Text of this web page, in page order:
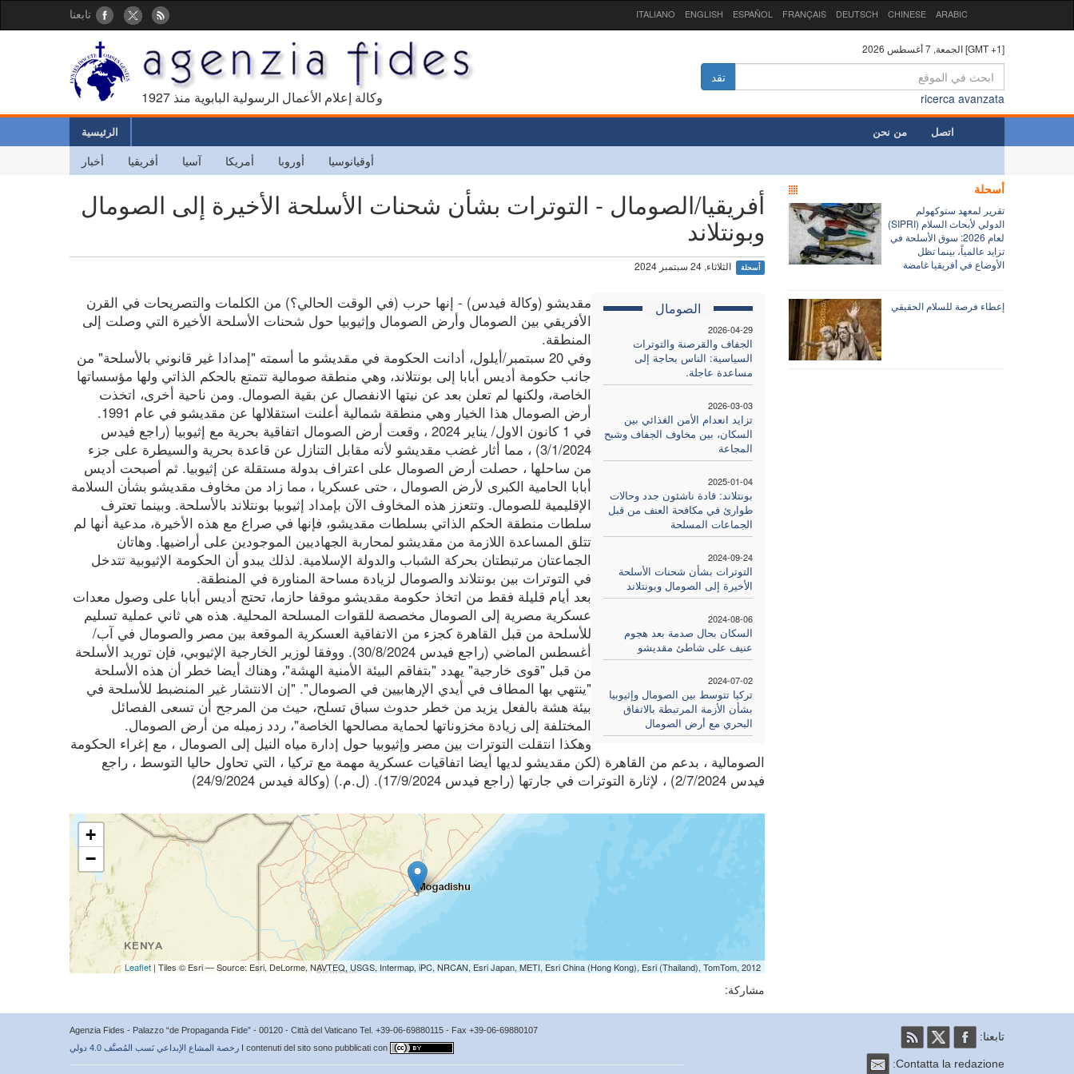
تابعنا ITALIANO ENGLISH ESPAÑOL FRANÇAIS DEUTSCH CHINESE ARABIC
1927 وكالة إعلام الأعمال الرسولية البابوية منذ
الجمعة, 7 أغسطس 2026 [GMT +1]
تقد
ricerca avanzata
الرئيسية من نحن اتصل
أخبار أفريقيا آسيا أمريكا أوروبا أوقيانوسيا
أفريقيا/الصومال - التوترات بشأن شحنات الأسلحة الأخيرة إلى الصومال
وبونتلاند
الثلاثاء, 24 سبتمبر 2024 أسحلة
الصومال
2026-04-29
الجفاف والقرصنة والتوترات
السياسية: الناس بحاجة إلى
مساعدة عاجلة.
2026-03-03
تزايد انعدام الأمن الغذائي بين
السكان، بين مخاوف الجفاف وشبح
المجاعة
2025-01-04
بونتلاند: قادة ناشئون جدد وحالات
طوارئ في مكافحة العنف من قبل
الجماعات المسلحة
2024-09-24
التوترات بشأن شحنات الأسلحة
الأخيرة إلى الصومال وبونتلاند
2024-08-06
السكان بحال صدمة بعد هجوم
عنيف على شاطئ مقديشو
2024-07-02
تركيا تتوسط بين الصومال وإثيوبيا
بشأن الأزمة المرتبطة بالاتفاق
البحري مع أرض الصومال
مقديشو (وكالة فيدس) - إنها حرب (في الوقت الحالي؟) من الكلمات والتصريحات في القرن
الأفريقي بين الصومال وأرض الصومال وإثيوبيا حول شحنات الأسلحة الأخيرة التي وصلت إلى
المنطقة.
وفي 20 سبتمبر/أيلول، أدانت الحكومة في مقديشو ما أسمته "إمدادا غير قانوني بالأسلحة" من
جانب حكومة أديس أبابا إلى بونتلاند، وهي منطقة صومالية تتمتع بالحكم الذاتي ولها مؤسساتها
الخاصة، ولكنها لم تعلن بعد عن نيتها الانفصال عن بقية الصومال. ومن ناحية أخرى، اتخذت
أرض الصومال هذا الخيار وهي منطقة شمالية أعلنت استقلالها عن مقديشو في عام 1991.
في 1 كانون الاول/ يناير 2024 ، وقعت أرض الصومال اتفاقية بحرية مع إثيوبيا (راجع فيدس
3/1/2024) ، مما أثار غضب مقديشو لأنه مقابل التنازل عن قاعدة بحرية والسيطرة على جزء
من ساحلها ، حصلت أرض الصومال على اعتراف بدولة مستقلة عن إثيوبيا. ثم أصبحت أديس
أبابا الحامية الكبرى لأرض الصومال ، حتى عسكريا ، مما زاد من مخاوف مقديشو بشأن السلامة
الإقليمية للصومال. وتتعزز هذه المخاوف الآن بإمداد إثيوبيا بونتلاند بالأسلحة. وبينما تعترف
سلطات منطقة الحكم الذاتي بسلطات مقديشو، فإنها في صراع مع هذه الأخيرة، مدعية أنها لم
تتلق المساعدة اللازمة من مقديشو لمحاربة الجهاديين الموجودين على أراضيها. وهاتان
الجماعتان مرتبطتان بحركة الشباب والدولة الإسلامية. لذلك يبدو أن الحكومة الإثيوبية تتدخل
في التوترات بين بونتلاند والصومال لزيادة مساحة المناورة في المنطقة.
بعد أيام قليلة فقط من اتخاذ حكومة مقديشو موقفا حازما، تحتج أديس أبابا على وصول معدات
عسكرية مصرية إلى الصومال مخصصة للقوات المسلحة المحلية. هذه هي ثاني عملية تسليم
للأسلحة من قبل القاهرة كجزء من الاتفاقية العسكرية الموقعة بين مصر والصومال في آب/
أغسطس الماضي (راجع فيدس 30/8/2024). ووفقا لوزير الخارجية الإثيوبي، فإن توريد الأسلحة
من قبل "قوى خارجية" يهدد "بتفاقم البيئة الأمنية الهشة"، وهناك أيضا خطر أن هذه الأسلحة
"ينتهي بها المطاف في أيدي الإرهابيين في الصومال". "إن الانتشار غير المنضبط للأسلحة في
بيئة هشة بالفعل يزيد من خطر حدوث سباق تسلح، حيث من المرجح أن تسعى الفصائل
المختلفة إلى زيادة مخزوناتها لحماية مصالحها الخاصة"، ردد زميله من أرض الصومال.
وهكذا انتقلت التوترات بين مصر وإثيوبيا حول إدارة مياه النيل إلى الصومال ، مع إغراء الحكومة
الصومالية ، بدعم من القاهرة (لكن مقديشو لديها أيضا اتفاقيات عسكرية مهمة مع تركيا ، التي تحاول حاليا التوسط ، راجع
فيدس 2/7/2024) ، لإثارة التوترات في جارتها (راجع فيدس 17/9/2024). (ل.م.) (وكالة فيدس 24/9/2024)
+
−
Leaflet | Tiles © Esri — Source: Esri, DeLorme, NAVTEQ, USGS, Intermap, iPC, NRCAN, Esri Japan, METI, Esri China (Hong Kong), Esri (Thailand), TomTom, 2012
مشاركة:
أسحلة
تقرير لمعهد ستوكهولم
الدولي لأبحاث السلام (SIPRI)
لعام 2026: سوق الأسلحة في
تزايد عالمياً، بينما تظل
الأوضاع في أفريقيا غامضة
إعطاء فرصة للسلام الحقيقي
Agenzia Fides - Palazzo “de Propaganda Fide” - 00120 - Città del Vaticano Tel. +39-06-69880115 - Fax +39-06-69880107
I contenuti del sito sono pubblicati con رخصة المشاع الإبداعي نَسب المُصنَّف 4.0 دولي
تابعنا:
Contatta la redazione: